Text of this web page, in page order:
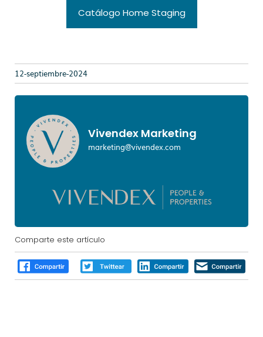
Catálogo Home Staging
12-septiembre-2024
Vivendex Marketing
marketing@vivendex.com
Comparte este artículo